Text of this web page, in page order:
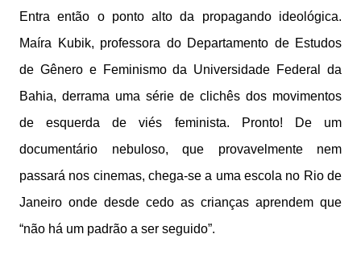
Entra então o ponto alto da propagando ideológica.
Maíra Kubik, professora do Departamento de Estudos
de Gênero e Feminismo da Universidade Federal da
Bahia, derrama uma série de clichês dos movimentos
de esquerda de viés feminista. Pronto! De um
documentário nebuloso, que provavelmente nem
passará nos cinemas, chega-se a uma escola no Rio de
Janeiro onde desde cedo as crianças aprendem que
“não há um padrão a ser seguido”.